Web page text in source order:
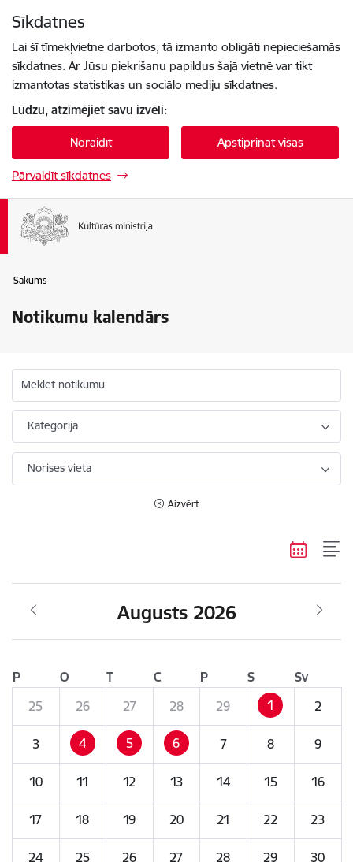
Sīkdatnes
Lai šī tīmekļvietne darbotos, tā izmanto obligāti nepieciešamās
sīkdatnes. Ar Jūsu piekrišanu papildus šajā vietnē var tikt
izmantotas statistikas un sociālo mediju sīkdatnes.
Lūdzu, atzīmējiet savu izvēli:
Noraidīt Apstiprināt visas
Pārvaldīt sīkdatnes
Sākums
Notikumu kalendārs
Meklēt notikumu
Kategorija
Norises vieta
Aizvērt
Augusts 2026
P O T C P S
Sv
25
26 27 28 29 1 2
3 4 5 6 7 8 9
10 11 12 13 14 15 16
17 18 19 20 21 22 23
24 25 26 27 28 29 30